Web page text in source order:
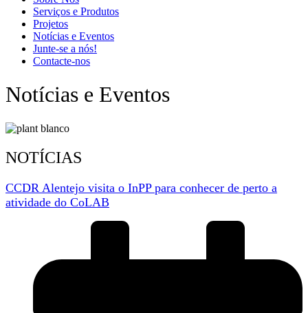
Serviços e Produtos
Projetos
Notícias e Eventos
Junte-se a nós!
Contacte-nos
Notícias e Eventos
NOTÍCIAS
CCDR Alentejo visita o InPP para conhecer de perto a
atividade do CoLAB